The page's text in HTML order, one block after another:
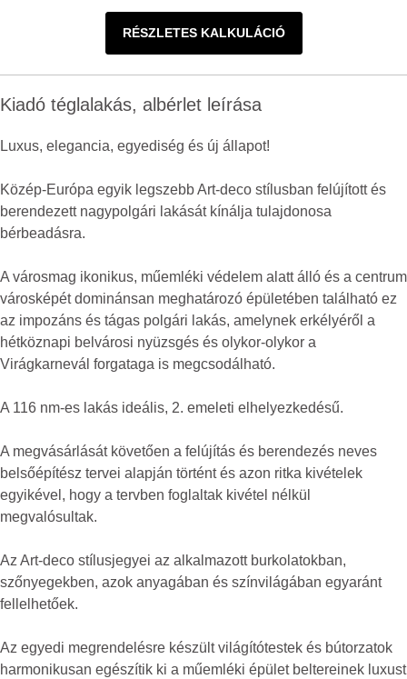
RÉSZLETES KALKULÁCIÓ
Kiadó téglalakás, albérlet leírása
Luxus, elegancia, egyediség és új állapot!
Közép-Európa egyik legszebb Art-deco stílusban felújított és
berendezett nagypolgári lakását kínálja tulajdonosa
bérbeadásra.
A városmag ikonikus, műemléki védelem alatt álló és a centrum
városképét dominánsan meghatározó épületében található ez
az impozáns és tágas polgári lakás, amelynek erkélyéről a
hétköznapi belvárosi nyüzsgés és olykor-olykor a
Virágkarnevál forgataga is megcsodálható.
A 116 nm-es lakás ideális, 2. emeleti elhelyezkedésű.
A megvásárlását követően a felújítás és berendezés neves
belsőépítész tervei alapján történt és azon ritka kivételek
egyikével, hogy a tervben foglaltak kivétel nélkül
megvalósultak.
Az Art-deco stílusjegyei az alkalmazott burkolatokban,
szőnyegekben, azok anyagában és színvilágában egyaránt
fellelhetőek.
Az egyedi megrendelésre készült világítótestek és bútorzatok
harmonikusan egészítik ki a műemléki épület beltereinek luxust